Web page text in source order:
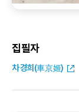
집필자
차경희(車京姬)